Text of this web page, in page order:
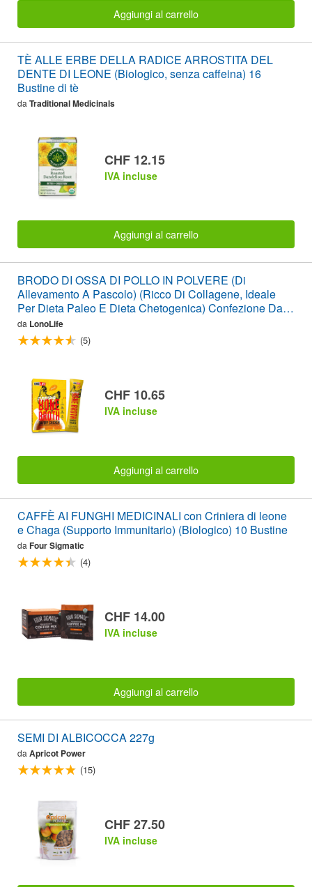
Aggiungi al carrello
TÈ ALLE ERBE DELLA RADICE ARROSTITA DEL
DENTE DI LEONE (Biologico, senza caffeina) 16
Bustine di tè
da Traditional Medicinals
CHF 12.15
IVA incluse
Aggiungi al carrello
BRODO DI OSSA DI POLLO IN POLVERE (Di
Allevamento A Pascolo) (Ricco Di Collagene, Ideale
Per Dieta Paleo E Dieta Chetogenica) Confezione Da 4
Bastoncini
da LonoLife
(5)
CHF 10.65
IVA incluse
Aggiungi al carrello
CAFFÈ AI FUNGHI MEDICINALI con Criniera di leone
e Chaga (Supporto Immunitario) (Biologico) 10 Bustine
da Four Sigmatic
(4)
CHF 14.00
IVA incluse
Aggiungi al carrello
SEMI DI ALBICOCCA 227g
da Apricot Power
(15)
CHF 27.50
IVA incluse